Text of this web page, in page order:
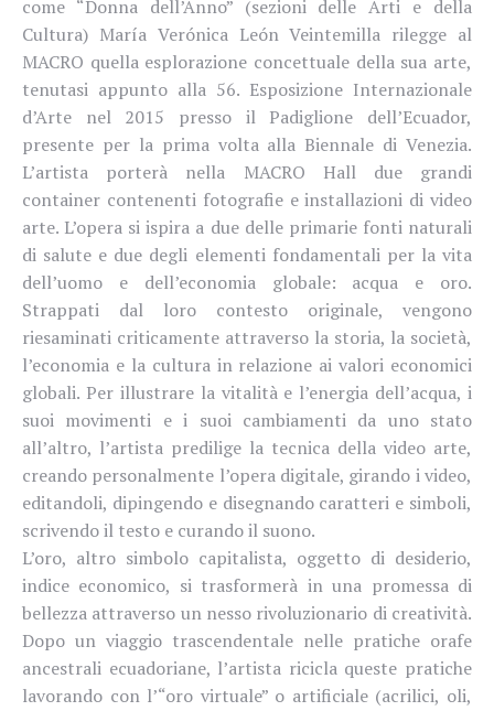
come “Donna dell’Anno” (sezioni delle Arti e della
Cultura) María Verónica León Veintemilla rilegge al
MACRO quella esplorazione concettuale della sua arte,
tenutasi appunto alla 56. Esposizione Internazionale
d’Arte nel 2015 presso il Padiglione dell’Ecuador,
presente per la prima volta alla Biennale di Venezia.
L’artista porterà nella MACRO Hall due grandi
container contenenti fotografie e installazioni di video
arte. L’opera si ispira a due delle primarie fonti naturali
di salute e due degli elementi fondamentali per la vita
dell’uomo e dell’economia globale: acqua e oro.
Strappati dal loro contesto originale, vengono
riesaminati criticamente attraverso la storia, la società,
l’economia e la cultura in relazione ai valori economici
globali. Per illustrare la vitalità e l’energia dell’acqua, i
suoi movimenti e i suoi cambiamenti da uno stato
all’altro, l’artista predilige la tecnica della video arte,
creando personalmente l’opera digitale, girando i video,
editandoli, dipingendo e disegnando caratteri e simboli,
scrivendo il testo e curando il suono.
L’oro, altro simbolo capitalista, oggetto di desiderio,
indice economico, si trasformerà in una promessa di
bellezza attraverso un nesso rivoluzionario di creatività.
Dopo un viaggio trascendentale nelle pratiche orafe
ancestrali ecuadoriane, l’artista ricicla queste pratiche
lavorando con l’“oro virtuale” o artificiale (acrilici, oli,